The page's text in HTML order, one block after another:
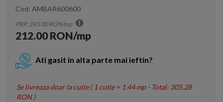
Cod: AMBAR600600
PRP: 243.00 RON/mp
212.00 RON/mp
Ati gasit in alta parte mai ieftin?
Se livreaza doar la cutie (1 cutie = 1.44 mp - Total: 305.28
RON )